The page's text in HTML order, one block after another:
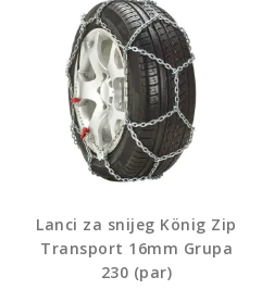
Lanci za snijeg König Zip
Transport 16mm Grupa
230 (par)